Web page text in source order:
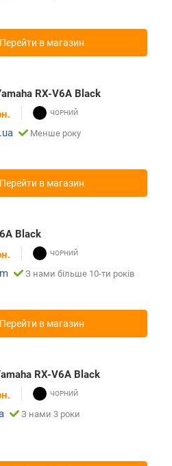
Перейти в магазин
RX-V6A Black
Менше року
Перейти в магазин
Black
З нами більше 10-ти років
Перейти в магазин
RX-V6A Black
З нами 3 роки